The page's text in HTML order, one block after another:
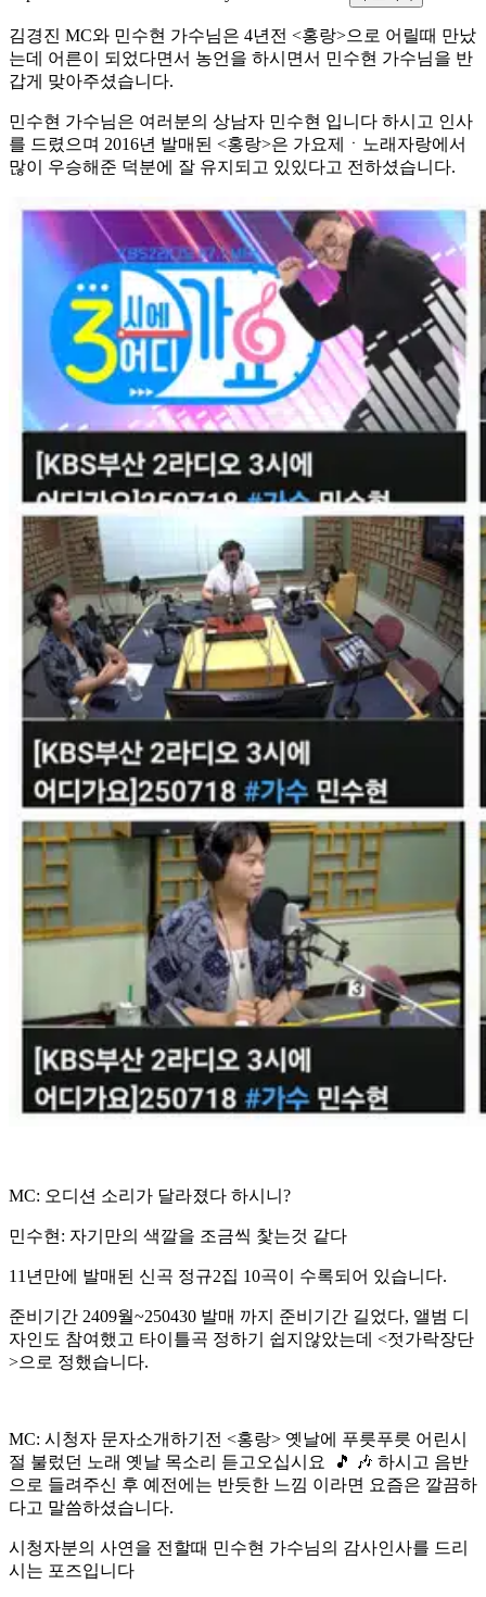
김경진 MC와 민수현 가수님은 4년전 <홍랑>으로 어릴때 만났
는데 어른이 되었다면서 농언을 하시면서 민수현 가수님을 반
갑게 맞아주셨습니다.
민수현 가수님은 여러분의 상남자 민수현 입니다 하시고 인사
를 드렸으며 2016년 발매된 <홍랑>은 가요제ㆍ노래자랑에서
많이 우승해준 덕분에 잘 유지되고 있있다고 전하셨습니다.
MC: 오디션 소리가 달라졌다 하시니?
민수현: 자기만의 색깔을 조금씩 찿는것 같다
11년만에 발매된 신곡 정규2집 10곡이 수록되어 있습니다.
준비기간 2409월~250430 발매 까지 준비기간 길었다, 앨범 디
자인도 참여했고 타이틀곡 정하기 쉽지않았는데 <젓가락장단
>으로 정했습니다.
MC: 시청자 문자소개하기전 <홍랑> 옛날에 푸릇푸릇 어린시
절 불렀던 노래 옛날 목소리 듣고오십시요 🎵 🎶 하시고 음반
으로 들려주신 후 예전에는 반듯한 느낌 이라면 요즘은 깔끔하
다고 말씀하셨습니다.
시청자분의 사연을 전할때 민수현 가수님의 감사인사를 드리
시는 포즈입니다